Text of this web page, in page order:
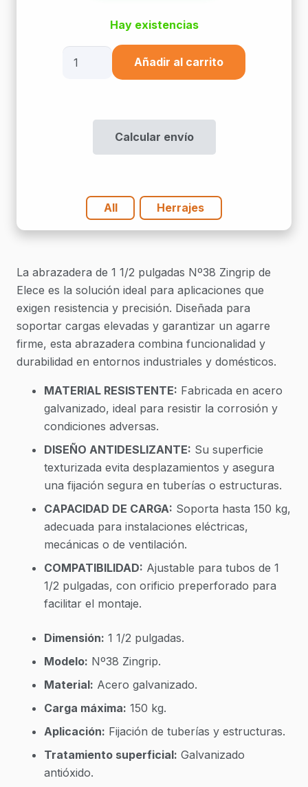
Hay existencias
Abrazadera
Añadir al carrito
Calcular envío
All Herrajes
La abrazadera de 1 1/2 pulgadas Nº38 Zingrip de
Elece es la solución ideal para aplicaciones que
exigen resistencia y precisión. Diseñada para
soportar cargas elevadas y garantizar un agarre
firme, esta abrazadera combina funcionalidad y
durabilidad en entornos industriales y domésticos.
MATERIAL RESISTENTE: Fabricada en acero
galvanizado, ideal para resistir la corrosión y
condiciones adversas.
DISEÑO ANTIDESLIZANTE: Su superficie
texturizada evita desplazamientos y asegura
una fijación segura en tuberías o estructuras.
CAPACIDAD DE CARGA: Soporta hasta 150 kg,
adecuada para instalaciones eléctricas,
mecánicas o de ventilación.
COMPATIBILIDAD: Ajustable para tubos de 1
1/2 pulgadas, con orificio preperforado para
facilitar el montaje.
Dimensión: 1 1/2 pulgadas.
Modelo: Nº38 Zingrip.
Material: Acero galvanizado.
Carga máxima: 150 kg.
Aplicación: Fijación de tuberías y estructuras.
Tratamiento superficial: Galvanizado
antióxido.